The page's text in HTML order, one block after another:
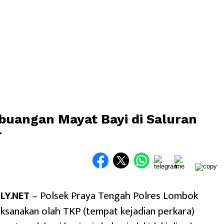
Mayat Bayi di Saluran
– Polsek Praya Tengah Polres Lombok
olah TKP (tempat kejadian perkara)